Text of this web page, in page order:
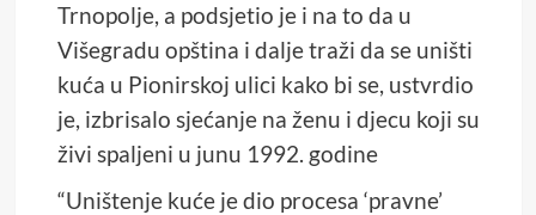
Trnopolje, a podsjetio je i na to da u
Višegradu opština i dalje traži da se uništi
kuća u Pionirskoj ulici kako bi se, ustvrdio
je, izbrisalo sjećanje na ženu i djecu koji su
živi spaljeni u junu 1992. godine
“Uništenje kuće je dio procesa ‘pravne’